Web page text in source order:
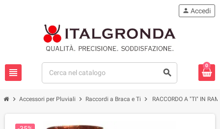
view_headline search
person Accedi
0
chevron_right Accessori per Pluviali chevron_right Raccordi a Braca e Ti chevron_right RACCORDO A "TI" IN